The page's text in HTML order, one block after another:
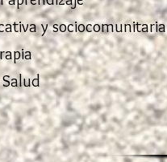
y sociocomunitaria